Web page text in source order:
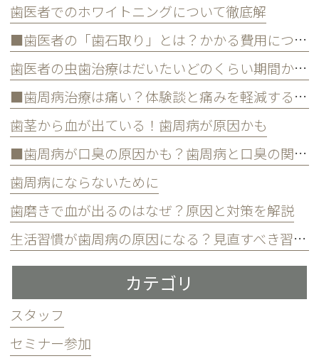
歯医者でのホワイトニングについて徹底解
■歯医者の「歯石取り」とは？かかる費用について
歯医者の虫歯治療はだいたいどのくらい期間かかる？
■歯周病治療は痛い？体験談と痛みを軽減する方法
歯茎から血が出ている！歯周病が原因かも
■歯周病が口臭の原因かも？歯周病と口臭の関係について
歯周病にならないために
歯磨きで血が出るのはなぜ？原因と対策を解説
生活習慣が歯周病の原因になる？見直すべき習慣とは？
カテゴリ
スタッフ
セミナー参加